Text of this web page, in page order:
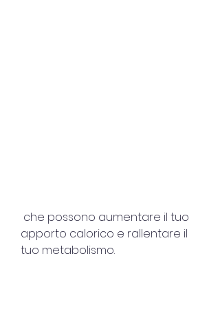
apporto calorico e rallentare il
tuo metabolismo.